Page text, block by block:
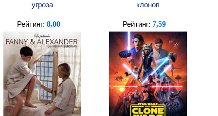
угроза
клонов
Рейтинг: 8,00 Рейтинг: 7,59